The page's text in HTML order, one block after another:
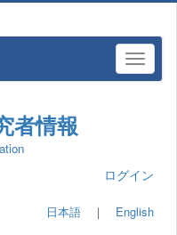
者情報
ログイン
日本語 ｜ English